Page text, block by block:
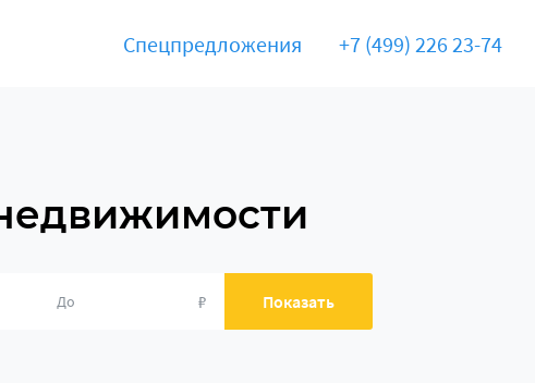
Спецпредложения +7 (499) 226 23-74
₽ Показать